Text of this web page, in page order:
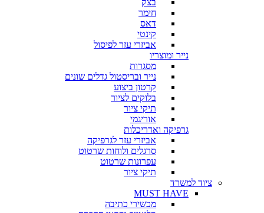
בצק
חימר
דאס
קינטי
אביזרי עזר לפיסול
נייר ומוצריו
מסגרות
נייר ובריסטול גדלים שונים
קרטון ביצוע
בלוקים לציור
תיקי ציור
אוריגמי
גרפיקה ואדריכלות
אביזרי עזר לגרפיקה
סרגלים ולוחות שרטוט
עפרונות שרטוט
תיקי ציור
ציוד למשרד
MUST HAVE
מכשירי כתיבה